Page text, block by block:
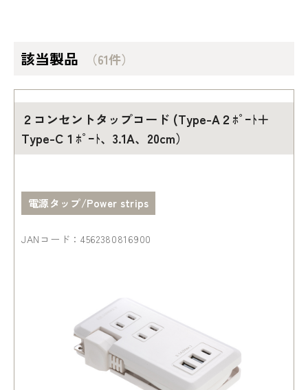
該当製品 （61件）
２コンセントタップコード (Type-A２ﾎﾟｰﾄ＋
Type-C１ﾎﾟｰﾄ、3.1A、20cm）
電源タップ/Power strips
JANコード：4562380816900